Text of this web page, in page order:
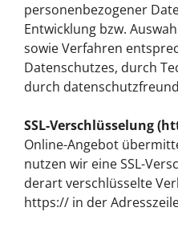
personenbezogener
Entwicklung bzw.
sowie Verfahren
Datenschutzes, durch
durch
SSL-Verschlüsselung
Online-Angebot
nutzen wir eine SSL-
derart verschlüsselte
https:// in der